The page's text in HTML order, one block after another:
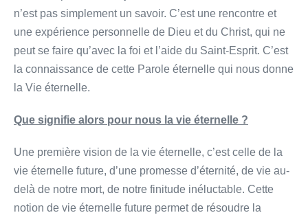
n’est pas simplement un savoir. C’est une rencontre et
une expérience personnelle de Dieu et du Christ, qui ne
peut se faire qu’avec la foi et l’aide du Saint-Esprit. C’est
la connaissance de cette Parole éternelle qui nous donne
la Vie éternelle.
Que signifie alors pour nous la vie éternelle ?
Une première vision de la vie éternelle, c’est celle de la
vie éternelle future, d’une promesse d’éternité, de vie au-
delà de notre mort, de notre finitude inéluctable. Cette
notion de vie éternelle future permet de résoudre la